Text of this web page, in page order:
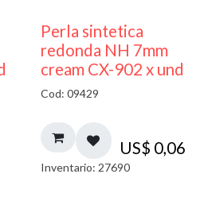
Perla sintetica
redonda NH 7mm
cream CX-902 x und
Cod: 09429
US$ 0,06
Inventario: 27690